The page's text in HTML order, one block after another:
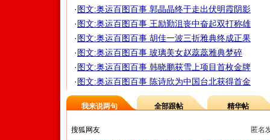
·图文:奥运百图百事 郭晶晶终于走出伏明霞阴影
·图文:奥运百图百事 王励勤沮丧中奋起双打称雄
·图文:奥运百图百事 胡佳一波三折雅典终成正果
·图文:奥运百图百事 玻璃美女赵蕊蕊雅典梦碎
·图文:奥运百图百事 韩晓鹏获雪上项目首枚金牌
·图文:奥运百图百事 陈诗欣为中国台北获得首金
我来说两句 全部跟帖 精华帖
匿名